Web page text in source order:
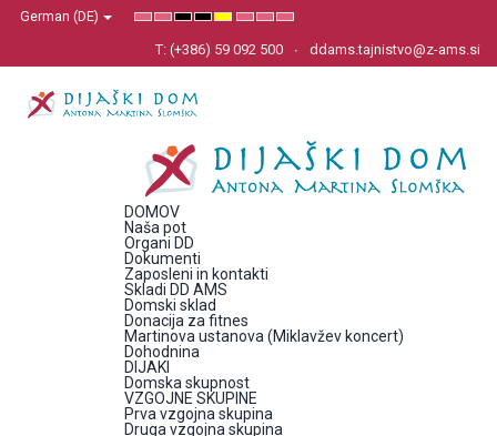
German (DE)
Default
NightHigh
Black
White
High
Black
Yellow
High
Yellow
Set
Font
Set
Font
Set
Font
T: (+386) 59 092 500 ddams.tajnistvo@z-ams.si
DOMOV
Naša pot
Organi DD
Dokumenti
Zaposleni in kontakti
Skladi DD AMS
Domski sklad
Donacija za fitnes
Martinova ustanova (Miklavžev koncert)
Dohodnina
DIJAKI
Domska skupnost
VZGOJNE SKUPINE
Prva vzgojna skupina
Druga vzgojna skupina